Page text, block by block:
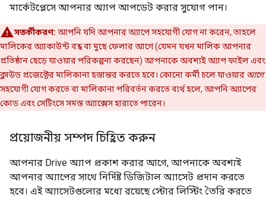
মার্কেটপ্লেসে আপনার অ্যাপ আপডেট করার সুযোগ পান।
সতর্কীকরণ: আপনি যদি আপনার অ্যাপে সহযোগী যোগ না করেন, তাহলে
মালিকের অ্যাকাউন্ট বন্ধ বা মুছে ফেলার আগে (যেমন যখন মালিক আপনার
প্রতিষ্ঠান ছেড়ে যাওয়ার পরিকল্পনা করছেন) আপনাকে অবশ্যই অ্যাপ ফাইল এবং
ক্লাউড প্রজেক্টের মালিকানা হস্তান্তর করতে হবে। কোনো কর্মী চলে যাওয়ার আগে
সহযোগী যোগ করতে বা মালিকানা পরিবর্তন করতে ব্যর্থ হলে, আপনি অ্যাপের
কোড এবং সেটিংসে সমস্ত অ্যাক্সেস হারাতে পারেন।
প্রয়োজনীয় সম্পদ চিহ্নিত করুন
আপনার Drive অ্যাপ প্রকাশ করার আগে, আপনাকে অবশ্যই
আপনার অ্যাপের সাথে নির্দিষ্ট ডিজিটাল অ্যাসেট প্রদান করতে
হবে। এই অ্যাসেটগুলোর মধ্যে রয়েছে স্টোর লিস্টিং তৈরি করতে